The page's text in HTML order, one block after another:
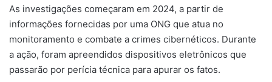
As investigações começaram em 2024, a partir de
informações fornecidas por uma ONG que atua no
monitoramento e combate a crimes cibernéticos. Durante
a ação, foram apreendidos dispositivos eletrônicos que
passarão por perícia técnica para apurar os fatos.